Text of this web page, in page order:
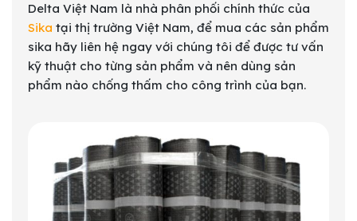
Delta Việt Nam là nhà phân phối chính thức của
Sika tại thị trường Việt Nam, để mua các sản phẩm
sika hãy liên hệ ngay với chúng tôi để được tư vấn
kỹ thuật cho từng sản phẩm và nên dùng sản
phẩm nào chống thấm cho công trình của bạn.